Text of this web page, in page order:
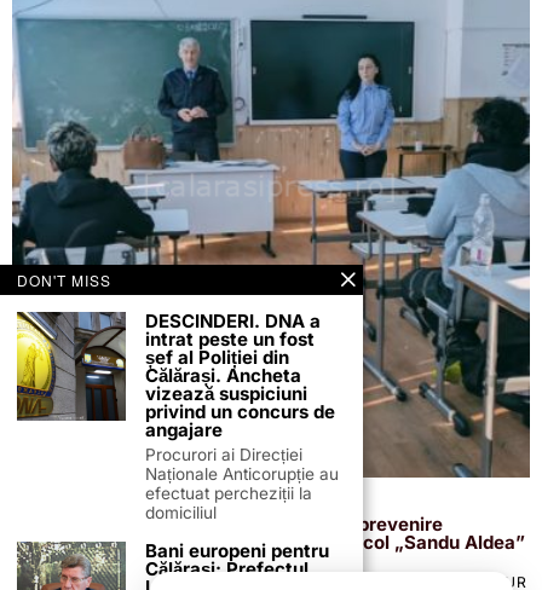
„Violența nu este cool!” – activitate de prevenire
desfășurată de jandarmi la Colegiul Agricol „Sandu Aldea”
TERMENI ȘI CONDIȚII POLITICA DE ANULARE & RETUR
DON'T MISS
DESCINDERI. DNA a
intrat peste un fost
șef al Poliției din
Călărași. Ancheta
vizează suspiciuni
privind un concurs de
angajare
Procurori ai Direcției
Naționale Anticorupție au
efectuat percheziții la
domiciliul
Bani europeni pentru
Călărași: Prefectul